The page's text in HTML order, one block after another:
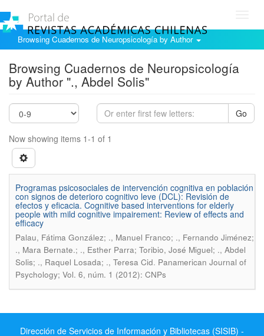
Browsing Cuadernos de Neuropsicología by Author
Browsing Cuadernos de Neuropsicología
by Author "., Abdel Solis"
Go
Now showing items 1-1 of 1
Programas psicosociales de intervención cognitiva en población
con signos de deterioro cognitivo leve (DCL): Revisión de
efectos y eficacia. Cognitive based interventions for elderly
people with mild cognitive impairement: Review of effects and
efficacy
Palau, Fátima González; ., Manuel Franco; ., Fernando Jiménez;
., Mara Bernate.; ., Esther Parra; Toribio, José Miguel; ., Abdel
Solis; ., Raquel Losada; ., Teresa Cid. Panamerican Journal of
Psychology; Vol. 6, núm. 1 (2012): CNPs
Dirección de Servicios de Información y Bibliotecas (SISIB) -